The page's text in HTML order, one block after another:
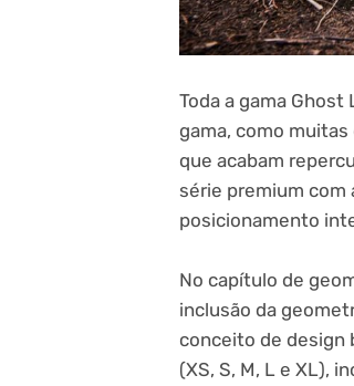
Toda a gama
gama, como
que acabam
série premium com
posicionamento
No capítulo de
inclusão da
conceito de design
(XS, S, M, L e XL),